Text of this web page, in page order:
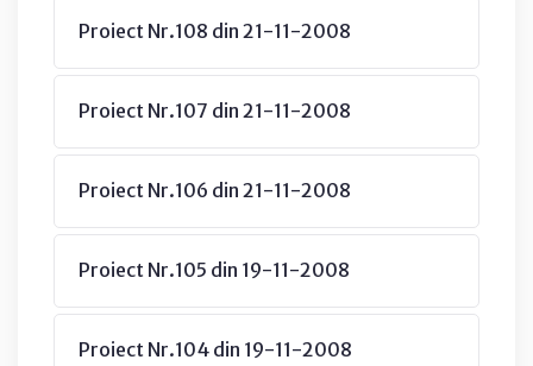
Proiect Nr.108 din 21-11-2008
Proiect Nr.107 din 21-11-2008
Proiect Nr.106 din 21-11-2008
Proiect Nr.105 din 19-11-2008
Proiect Nr.104 din 19-11-2008